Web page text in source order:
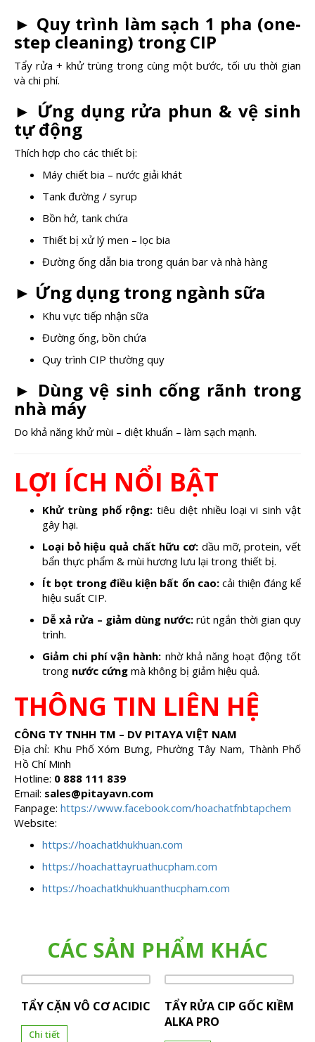
► Quy trình làm sạch 1 pha (one-
step cleaning) trong CIP
Tẩy rửa + khử trùng trong cùng một bước, tối ưu thời gian
và chi phí.
► Ứng dụng rửa phun & vệ sinh
tự động
Thích hợp cho các thiết bị:
Máy chiết bia – nước giải khát
Tank đường / syrup
Bồn hở, tank chứa
Thiết bị xử lý men – lọc bia
Đường ống dẫn bia trong quán bar và nhà hàng
► Ứng dụng trong ngành sữa
Khu vực tiếp nhận sữa
Đường ống, bồn chứa
Quy trình CIP thường quy
► Dùng vệ sinh cống rãnh trong
nhà máy
Do khả năng khử mùi – diệt khuẩn – làm sạch mạnh.
LỢI ÍCH NỔI BẬT
Khử trùng phổ rộng: tiêu diệt nhiều loại vi sinh vật
gây hại.
Loại bỏ hiệu quả chất hữu cơ: dầu mỡ, protein, vết
bẩn thực phẩm & mùi hương lưu lại trong thiết bị.
Ít bọt trong điều kiện bất ổn cao:cải thiện đáng kể
hiệu suất CIP.
Dễ xả rửa – giảm dùng nước: rút ngắn thời gian quy
trình.
Giảm chi phí vận hành: nhờ khả năng hoạt động tốt
trong nước cứng mà không bị giảm hiệu quả.
THÔNG TIN LIÊN HỆ
CÔNG TY TNHH TM – DV PITAYA VIỆT NAM
Địa chỉ: Khu Phố Xóm Bưng, Phường Tây Nam, Thành Phố
Hồ Chí Minh
Hotline: 0 888 111 839
Email: sales@pitayavn.com
Fanpage: https://www.facebook.com/hoachatfnbtapchem
Website:
https://hoachatkhukhuan.com
https://hoachattayruathucpham.com
https://hoachatkhukhuanthucpham.com
CÁC SẢN PHẨM KHÁC
TẨY CẶN VÔ CƠ ACIDIC
Chi tiết
TẨY RỬA CIP GỐC KIỀM
ALKA PRO